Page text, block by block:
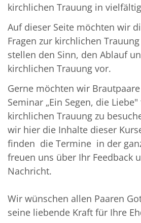
kirchlichen Trauung in
Auf dieser Seite möchten wir
Fragen zur kirchlichen
stellen den Sinn, den Ablauf
kirchlichen Trauung vor.
Gerne möchten wir
Seminar „Ein Segen, die
kirchlichen Trauung zu
wir hier die Inhalte dieser
finden die Termine in der
freuen uns über Ihr Feedback
Nachricht.
Wir wünschen allen Paaren
seine liebende Kraft für Ihre